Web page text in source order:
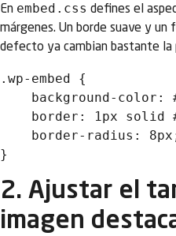
En embed.css defines el
márgenes. Un borde suave y
defecto ya cambian bastante la
.wp-embed {
2. Ajustar el
imagen